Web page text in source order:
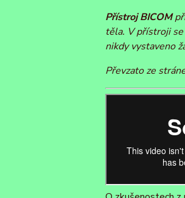
Přístroj BICOM
těla. V přístroji
nikdy vystaveno
Převzato ze